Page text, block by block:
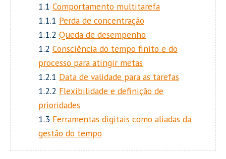
1.1 Comportamento multitarefa
1.1.1 Perda de concentração
1.1.2 Queda de desempenho
1.2 Consciência do tempo finito e do
processo para atingir metas
1.2.1 Data de validade para as tarefas
1.2.2 Flexibilidade e definição de
prioridades
1.3 Ferramentas digitais como aliadas da
gestão do tempo